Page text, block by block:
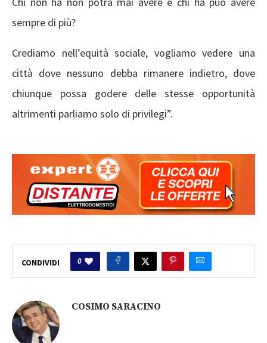
sempre di più?
Crediamo nell’equità sociale, vogliamo vedere una
città dove nessuno debba rimanere indietro, dove
chiunque possa godere delle stesse opportunità
altrimenti parliamo solo di privilegi”.
CONDIVIDI 0
COSIMO SARACINO